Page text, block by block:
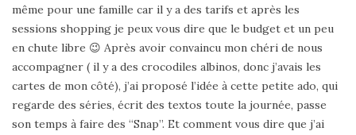
même pour une famille car il y a des tarifs et après les
sessions shopping je peux vous dire que le budget et un peu
en chute libre 😉 Après avoir convaincu mon chéri de nous
accompagner ( il y a des crocodiles albinos, donc j’avais les
cartes de mon côté), j’ai proposé l’idée à cette petite ado, qui
regarde des séries, écrit des textos toute la journée, passe
son temps à faire des “Snap”. Et comment vous dire que j’ai